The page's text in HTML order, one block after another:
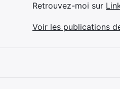
Retrouvez-moi sur
Voir les publications